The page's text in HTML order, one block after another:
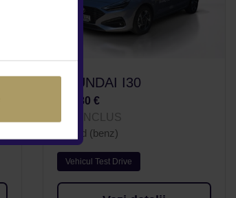
HYUNDAI I30
21.780 €
TVA INCLUS
Hybrid (benz)
Vehicul Test Drive